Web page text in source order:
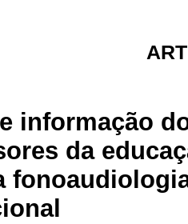
informação
da